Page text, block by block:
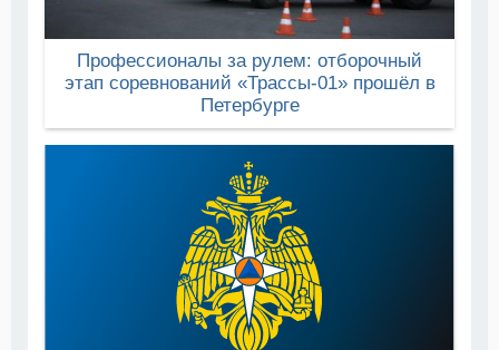
Профессионалы за рулем: отборочный
этап соревнований «Трассы-01» прошёл в
Петербурге